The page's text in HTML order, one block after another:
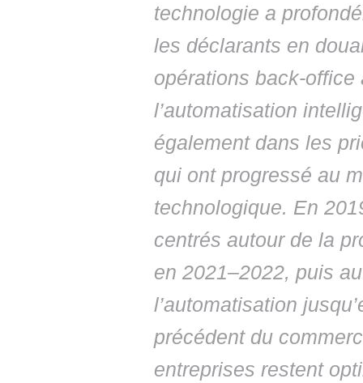
technologie a
les déclarants en
opérations back-office
l’automatisation
également dans les
qui ont progressé au
technologique. En
centrés autour de la
en 2021–2022, puis
l’automatisation
précédent du
entreprises restent